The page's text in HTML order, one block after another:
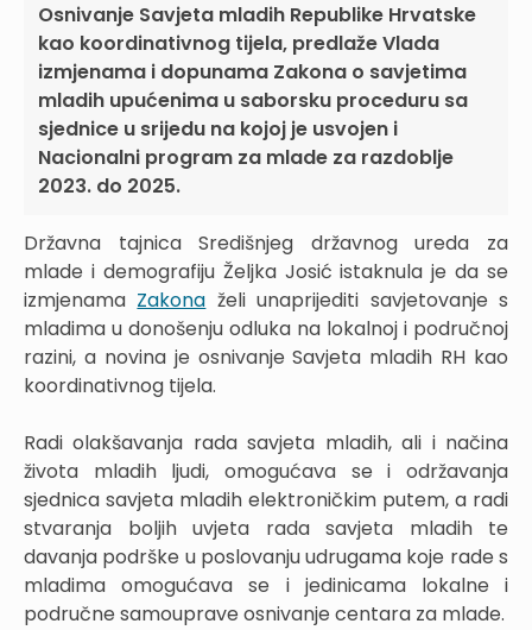
Osnivanje Savjeta mladih Republike Hrvatske
kao koordinativnog tijela, predlaže Vlada
izmjenama i dopunama Zakona o savjetima
mladih upućenima u saborsku proceduru sa
sjednice u srijedu na kojoj je usvojen i
Nacionalni program za mlade za razdoblje
2023. do 2025.
Državna tajnica Središnjeg državnog ureda za
mlade i demografiju Željka Josić istaknula je da se
izmjenama Zakona želi unaprijediti savjetovanje s
mladima u donošenju odluka na lokalnoj i područnoj
razini, a novina je osnivanje Savjeta mladih RH kao
koordinativnog tijela.
Radi olakšavanja rada savjeta mladih, ali i načina
života mladih ljudi, omogućava se i održavanja
sjednica savjeta mladih elektroničkim putem, a radi
stvaranja boljih uvjeta rada savjeta mladih te
davanja podrške u poslovanju udrugama koje rade s
mladima omogućava se i jedinicama lokalne i
područne samouprave osnivanje centara za mlade.